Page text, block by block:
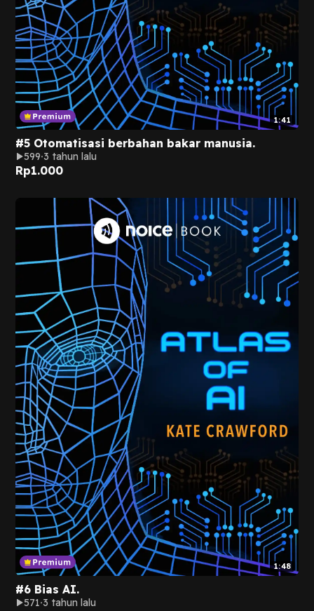
1:41
#5 Otomatisasi berbahan bakar manusia.
599 3 tahun lalu
Rp1.000
1:48
#6 Bias AI.
571 3 tahun lalu